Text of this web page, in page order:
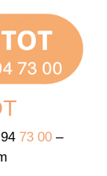
73 00–